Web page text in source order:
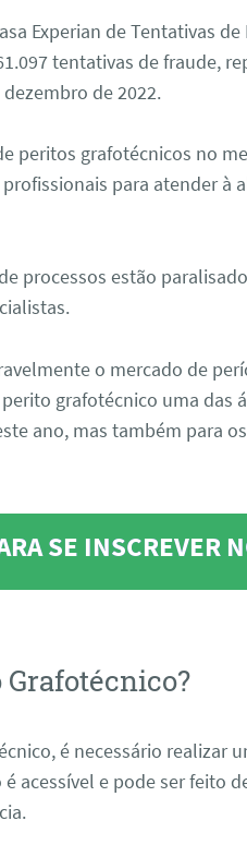
Experian de Tentativas
tentativas de fraude,
de 2022.
peritos grafotécnicos no
para atender à
processos estão
o mercado de
grafotécnico uma das
ano, mas também para
SE INSCREVER
Grafotécnico?
é necessário realizar
acessível e pode ser feito